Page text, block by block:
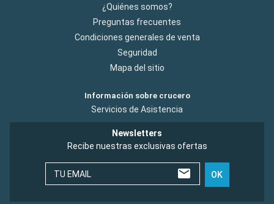
¿Quiénes somos?
Preguntas frecuentes
Condiciones generales de venta
Seguridad
Mapa del sitio
Información sobre crucero
Servicios de Asistencia
Newsletters
Recibe nuestras exclusivas ofertas
TU EMAIL OK